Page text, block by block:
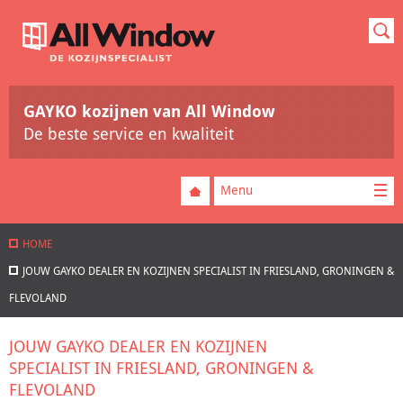
GAYKO kozijnen van All Window
De beste service en kwaliteit
Menu
HOME
JOUW GAYKO DEALER EN KOZIJNEN SPECIALIST IN FRIESLAND, GRONINGEN &
FLEVOLAND
JOUW GAYKO DEALER EN KOZIJNEN
SPECIALIST IN FRIESLAND, GRONINGEN &
FLEVOLAND